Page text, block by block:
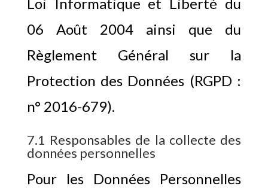
06 Août 2004 ainsi que du
Règlement Général sur la
Protection des Données (RGPD :
n° 2016-679).
7.1 Responsables de la collecte des
données personnelles
Pour les Données Personnelles